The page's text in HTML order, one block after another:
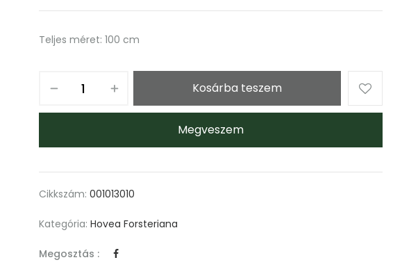
Teljes méret: 100 cm
Kosárba teszem
Megveszem
Cikkszám: 001013010
Kategória: Hovea Forsteriana
Megosztás :